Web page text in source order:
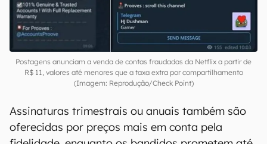
Postagens anunciam a venda de contas fraudadas da Netflix a partir de
R$ 11, valores até menores que a taxa extra por compartilhamento
(Imagem: Reprodução/Check Point)
Assinaturas trimestrais ou anuais também são
oferecidas por preços mais em conta pela